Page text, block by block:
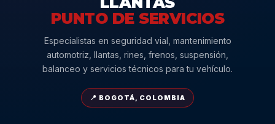
PUNTO DE SERVICIOS
Especialistas en seguridad vial, mantenimiento
automotriz, llantas, rines, frenos, suspensión,
balanceo y servicios técnicos para tu vehículo.
📍 BOGOTÁ, COLOMBIA